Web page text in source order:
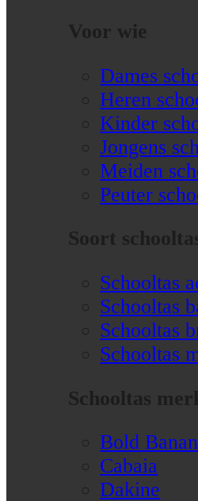
Voor wie
Dames
Heren
Kinder
Jongens
Meiden
Peuter
Soort
Schooltas
Schooltas
Schooltas
Schooltas
Schooltas
Bold
Cabaia
Dakine